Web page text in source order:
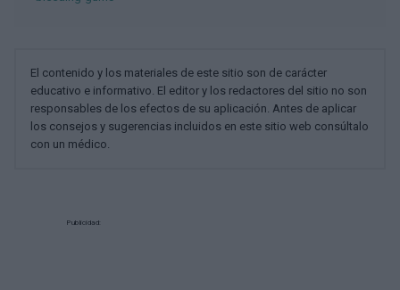
El contenido y los materiales de este sitio son de carácter
educativo e informativo. El editor y los redactores del sitio no son
responsables de los efectos de su aplicación. Antes de aplicar
los consejos y sugerencias incluidos en este sitio web consúltalo
con un médico.
Publicidad: